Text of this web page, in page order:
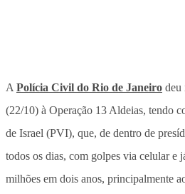
A Polícia Civil do Rio de Janeiro deu
(22/10) à Operação 13 Aldeias, tendo
de Israel (PVI), que, de dentro de
todos os dias, com golpes via celular e
milhões em dois anos, principalmente